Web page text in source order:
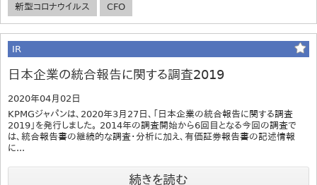
新型コロナウイルス CFO
IR
日本企業の統合報告に関する調査2019
2020年04月02日
KPMGジャパンは、2020年3月27日、「日本企業の統合報告に関する調査
2019」を発行しました。 2014年の調査開始から6回目となる今回の調査で
は、統合報告書の継続的な調査・分析に加え、有価証券報告書の記述情報
に...
続きを読む